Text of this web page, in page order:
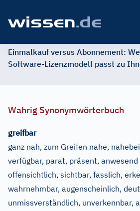
Einmalkauf versus Abonnement:
Software-Lizenzmodell passt zu
Wahrig Synonymwörterbuch
greifbar
ganz nah, zum Greifen nahe,
verfügbar, parat, präsent, anwesend
offensichtlich, sichtbar, fasslich,
wahrnehmbar, augenscheinlich,
unmissverständlich, unverkennbar,